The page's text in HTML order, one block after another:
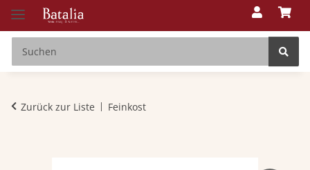
Zurück zur Liste Feinkost